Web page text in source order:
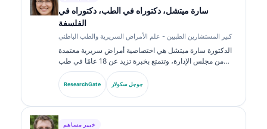
سارة ميتشل، دكتوراه في الطب، دكتوراه في
الفلسفة
كبير المستشارين الطبيين - علم الأمراض السريرية والطب الباطني
الدكتورة سارة ميتشل هي اختصاصية أمراض سريرية معتمدة
من مجلس الإدارة، وتتمتع بخبرة تزيد عن 18 عامًا في طب
المختبرات والتحليل التشخيصي. تحمل شهادات تخصص في
الكيمياء السريرية، ونشرت على نطاق واسع حول لوحات
ResearchGate جوجل سكولار
خبير مساهم